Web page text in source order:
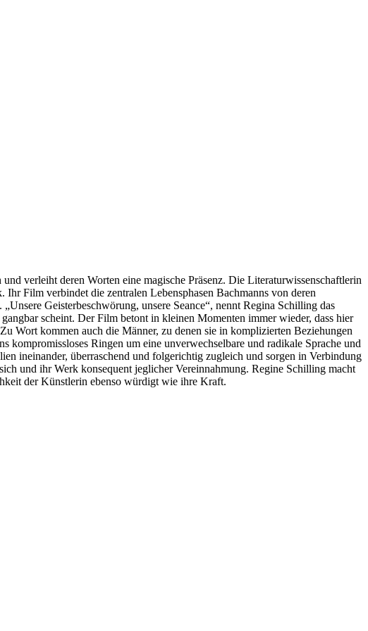
verleiht deren Worten eine magische Präsenz. Die Literaturwissenschaftlerin
Film verbindet die zentralen Lebensphasen Bachmanns von deren
Geisterbeschwörung, unsere Seance“, nennt Regina Schilling das
scheint. Der Film betont in kleinen Momenten immer wieder, dass hier
Wort kommen auch die Männer, zu denen sie in komplizierten Beziehungen
Ringen um eine unverwechselbare und radikale Sprache und
ineinander, überraschend und folgerichtig zugleich und sorgen in Verbindung
und ihr Werk konsequent jeglicher Vereinnahmung. Regine Schilling macht
der Künstlerin ebenso würdigt wie ihre Kraft.